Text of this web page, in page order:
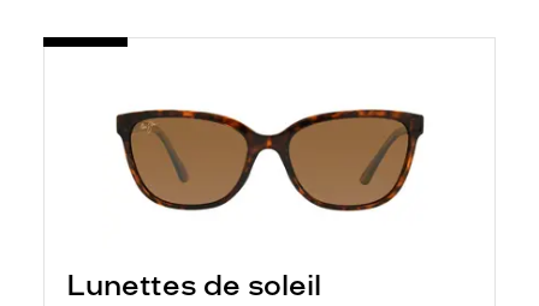
Lunettes de soleil